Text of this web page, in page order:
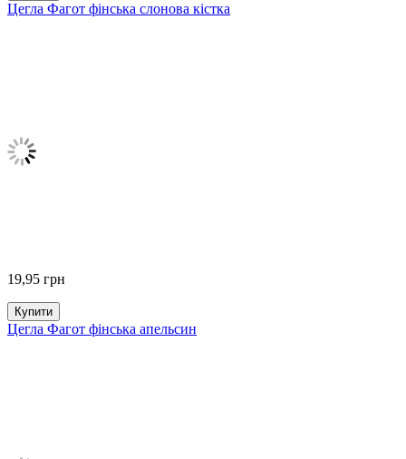
Цегла Фагот фінська слонова кістка
19,95 грн
Купити
Цегла Фагот фінська апельсин